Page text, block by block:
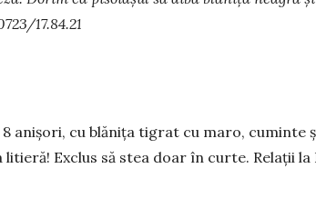
17.84.21
ani­șori, cu blănița tigrat cu maro, cuminte
Exclus să stea doar în curte. Relații la